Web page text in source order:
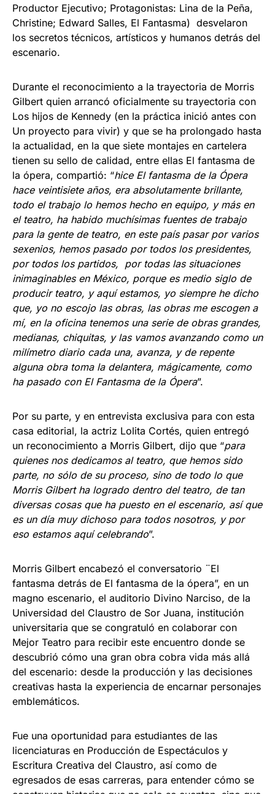
Productor Ejecutivo; Protagonistas: Lina de la Peña,
Christine; Edward Salles, El Fantasma) desvelaron
los secretos técnicos, artísticos y humanos detrás del
escenario.
Durante el reconocimiento a la trayectoria de Morris
Gilbert quien arrancó oficialmente su trayectoria con
Los hijos de Kennedy (en la práctica inició antes con
Un proyecto para vivir) y que se ha prolongado hasta
la actualidad, en la que siete montajes en cartelera
tienen su sello de calidad, entre ellas El fantasma de
la ópera, compartió: “hice El fantasma de la Ópera
hace veintisiete años, era absolutamente brillante,
todo el trabajo lo hemos hecho en equipo, y más en
el teatro, ha habido muchísimas fuentes de trabajo
para la gente de teatro, en este país pasar por varios
sexenios, hemos pasado por todos los presidentes,
por todos los partidos, por todas las situaciones
inimaginables en México, porque es medio siglo de
producir teatro, y aquí estamos, yo siempre he dicho
que, yo no escojo las obras, las obras me escogen a
mí, en la oficina tenemos una serie de obras grandes,
medianas, chiquitas, y las vamos avanzando como un
milímetro diario cada una, avanza, y de repente
alguna obra toma la delantera, mágicamente, como
ha pasado con El Fantasma de la Ópera”.
Por su parte, y en entrevista exclusiva para con esta
casa editorial, la actriz Lolita Cortés, quien entregó
un reconocimiento a Morris Gilbert, dijo que “para
quienes nos dedicamos al teatro, que hemos sido
parte, no sólo de su proceso, sino de todo lo que
Morris Gilbert ha logrado dentro del teatro, de tan
diversas cosas que ha puesto en el escenario, así que
es un día muy dichoso para todos nosotros, y por
eso estamos aquí celebrando”.
Morris Gilbert encabezó el conversatorio ¨El
fantasma detrás de El fantasma de la ópera”, en un
magno escenario, el auditorio Divino Narciso, de la
Universidad del Claustro de Sor Juana, institución
universitaria que se congratuló en colaborar con
Mejor Teatro para recibir este encuentro donde se
descubrió cómo una gran obra cobra vida más allá
del escenario: desde la producción y las decisiones
creativas hasta la experiencia de encarnar personajes
emblemáticos.
Fue una oportunidad para estudiantes de las
licenciaturas en Producción de Espectáculos y
Escritura Creativa del Claustro, así como de
egresados de esas carreras, para entender cómo se